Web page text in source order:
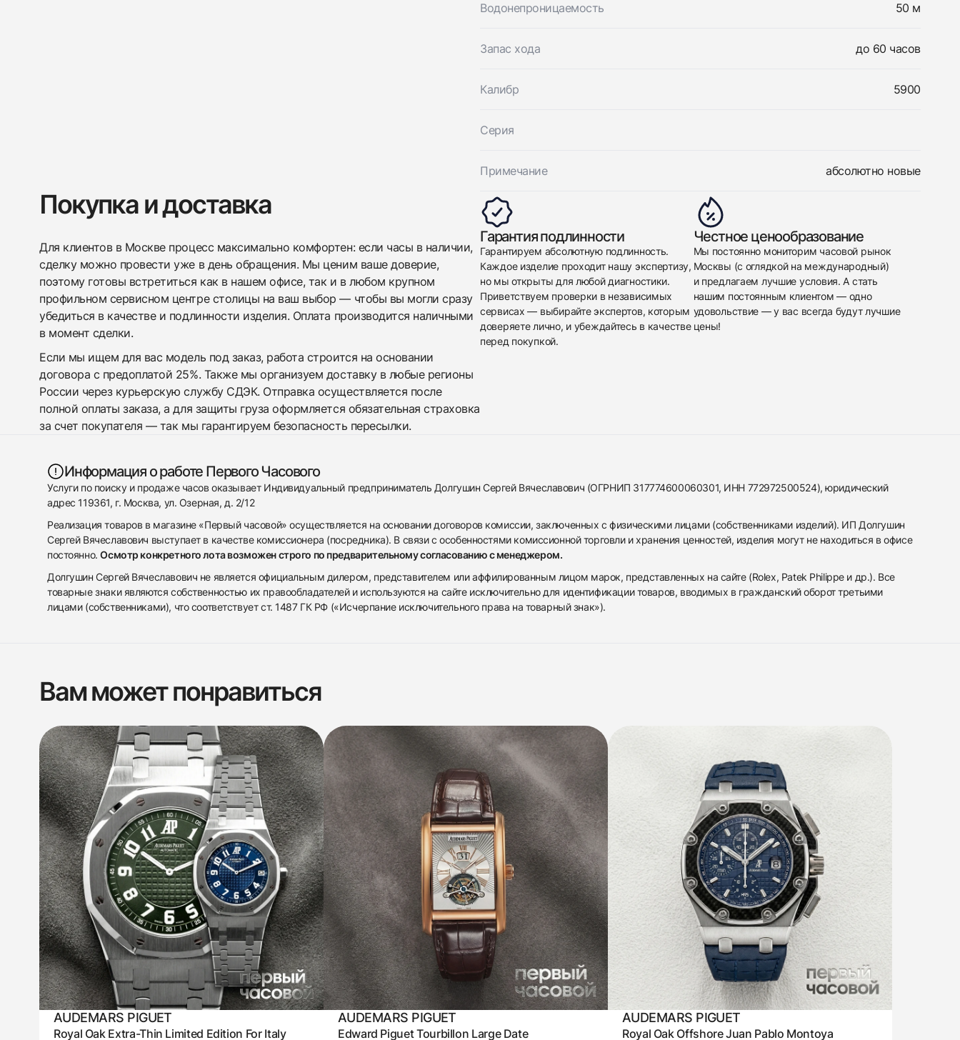
Водонепроницаемость 50 м
Запас хода до 60 часов
Калибр 5900
Серия
Примечание абсолютно новые
Покупка и доставка
Для клиентов в Москве процесс максимально комфортен: если часы в наличии,
сделку можно провести уже в день обращения. Мы ценим ваше доверие,
поэтому готовы встретиться как в нашем офисе, так и в любом крупном
профильном сервисном центре столицы на ваш выбор — чтобы вы могли сразу
убедиться в качестве и подлинности изделия. Оплата производится наличными
в момент сделки.
Если мы ищем для вас модель под заказ, работа строится на основании
договора с предоплатой 25%. Также мы организуем доставку в любые регионы
России через курьерскую службу СДЭК. Отправка осуществляется после
полной оплаты заказа, а для защиты груза оформляется обязательная страховка
за счет покупателя — так мы гарантируем безопасность пересылки.
Гарантия подлинности
Гарантируем абсолютную подлинность.
Каждое изделие проходит нашу экспертизу,
но мы открыты для любой диагностики.
Приветствуем проверки в независимых
сервисах — выбирайте экспертов, которым
доверяете лично, и убеждайтесь в качестве
перед покупкой.
Честное ценообразование
Мы постоянно мониторим часовой рынок
Москвы (с оглядкой на международный)
и предлагаем лучшие условия. А стать
нашим постоянным клиентом — одно
удовольствие — у вас всегда будут лучшие
цены!
Информация о работе Первого Часового
Услуги по поиску и продаже часов оказывает Индивидуальный предприниматель Долгушин Сергей Вячеславович (ОГРНИП 317774600060301, ИНН 772972500524), юридический
адрес 119361, г. Москва, ул. Озерная, д. 2/12
Реализация товаров в магазине «Первый часовой» осуществляется на основании договоров комиссии, заключенных с физическими лицами (собственниками изделий). ИП Долгушин
Сергей Вячеславович выступает в качестве комиссионера (посредника). В связи с особенностями комиссионной торговли и хранения ценностей, изделия могут не находиться в офисе
постоянно.Осмотр конкретного лота возможен строго по предварительному согласованию с менеджером.
Долгушин Сергей Вячеславович не является официальным дилером, представителем или аффилированным лицом марок, представленных на сайте (Rolex, Patek Philippe и др.). Все
товарные знаки являются собственностью их правообладателей и используются на сайте исключительно для идентификации товаров, вводимых в гражданский оборот третьими
лицами (собственниками), что соответствует ст. 1487 ГК РФ («Исчерпание исключительного права на товарный знак»).
Вам может понравиться
AUDEMARS PIGUET
Royal Oak Extra-Thin Limited Edition For Italy
AUDEMARS PIGUET
Edward Piguet Tourbillon Large Date
AUDEMARS PIGUET
Royal Oak Offshore Juan Pablo Montoya